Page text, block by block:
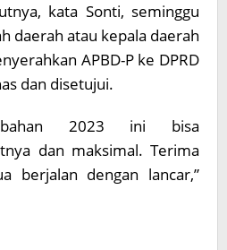
kata Sonti, seminggu
daerah atau kepala daerah
APBD-P ke DPRD
dan disetujui.
2023 ini bisa
dan maksimal. Terima
berjalan dengan lancar,”